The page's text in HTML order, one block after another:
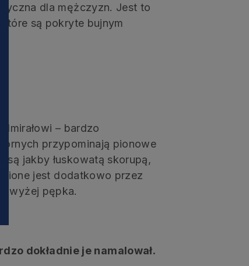
dla mężczyzn. Jest to
są pokryte bujnym
– bardzo
przypominają pionowe
jakby łuskowatą skorupą,
jest dodatkowo przez
pępka.
dokładnie je namalował.